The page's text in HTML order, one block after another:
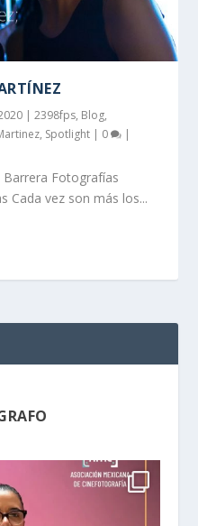
|2398fps, Blog,
, Spotlight | 0 |
Barrera Fotografías
Cada vez son más los...